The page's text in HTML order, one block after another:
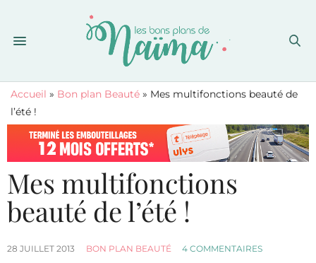
Accueil » Bon plan Beauté » Mes multifonctions beauté de
l’été !
Mes multifonctions
beauté de l’été !
28 JUILLET 2013 BON PLAN BEAUTÉ 4 COMMENTAIRES